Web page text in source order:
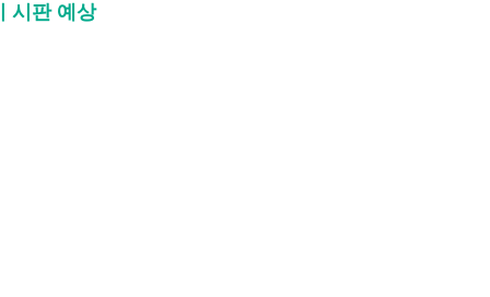
시판 예상